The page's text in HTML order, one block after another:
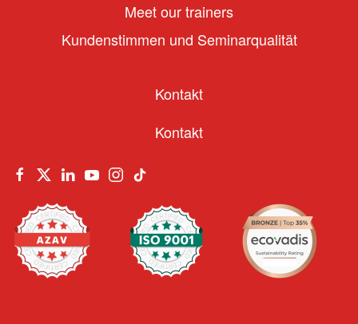
Meet our trainers
Kundenstimmen und Seminarqualität
Kontakt
Kontakt